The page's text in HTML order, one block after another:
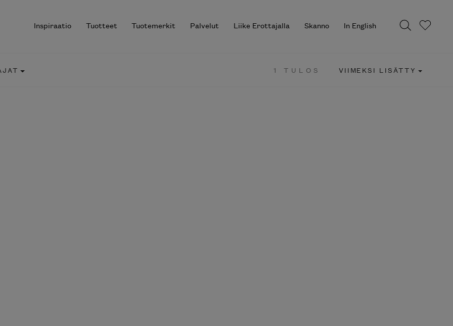
Inspiraatio Tuotteet Tuotemerkit Palvelut Liike Erottajalla Skanno In English
1 TULOS VIIMEKSI LISÄTTY